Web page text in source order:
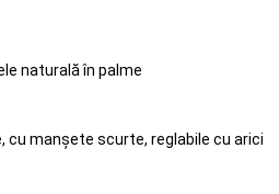
naturală în palme
manșete scurte, reglabile cu arici